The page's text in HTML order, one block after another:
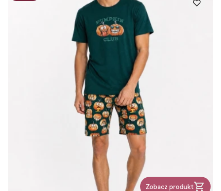
Zobacz produkt